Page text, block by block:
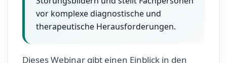
vor komplexe diagnostische und
therapeutische Herausforderungen.
Dieses Webinar gibt einen Einblick in den